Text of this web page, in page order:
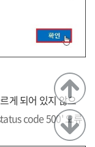
게 되어 있지 않으
code 500' 오류